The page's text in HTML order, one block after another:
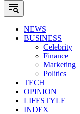
NEWS
BUSINESS
Celebrity
Finance
Marketing
Politics
TECH
OPINION
LIFESTYLE
INDEX